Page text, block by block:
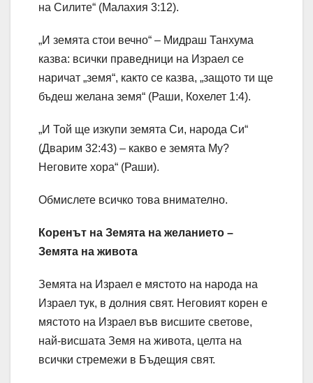
на Силите“ (Малахия 3:12).
„И земята стои вечно“ – Мидраш Танхума
казва: всички праведници на Израел се
наричат ​​„земя“, както се казва, „защото ти ще
бъдеш желана земя“ (Раши, Кохелет 1:4).
„И Той ще изкупи земята Си, народа Си“
(Дварим 32:43) – какво е земята Му?
Неговите хора“ (Раши).
Обмислете всичко това внимателно.
Коренът на Земята на желанието –
Земята на живота
Земята на Израел е мястото на народа на
Израел тук, в долния свят. Неговият корен е
мястото на Израел във висшите светове,
най-висшата Земя на живота, целта на
всички стремежи в Бъдещия свят.